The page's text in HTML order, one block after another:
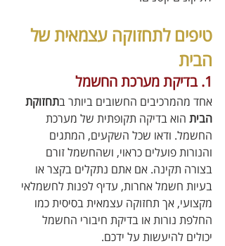
טיפים לתחזוקה עצמאית של
הבית
1. בדיקת מערכת החשמל
אחד מהמרכיבים החשובים ביותר בתחזוקת
הבית הוא בדיקה תקופתית של מערכת
החשמל. ודאו שכל השקעים, המתגים
והנורות פועלים כראוי, ושהחשמל זורם
בצורה תקינה. אם אתם נתקלים בקצר או
בעיות חשמל אחרות, עדיף לפנות לחשמלאי
מקצועי, אך תחזוקה עצמאית בסיסית כמו
החלפת נורות או בדיקת חיבורי החשמל
יכולים להיעשות על ידכם.